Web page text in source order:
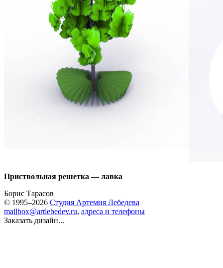
Приствольная решетка — лавка
Борис Тарасов
© 1995–2026 Студия Артемия Лебедева
mailbox@artlebedev.ru, адреса и телефоны
Заказать дизайн...